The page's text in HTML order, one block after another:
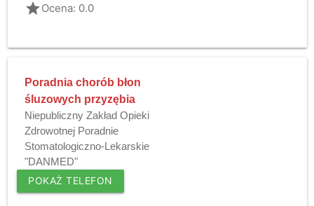
gradeOcena: 0.0
Poradnia chorób błon
śluzowych przyzębia
Niepubliczny Zakład Opieki
Zdrowotnej Poradnie
Stomatologiczno-Lekarskie
"DANMED"
POKAŻ TELEFON